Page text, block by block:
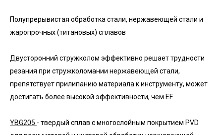
Полупрерывистая обработка стали, нержавеющей стали и
жаропрочных (титановых) сплавов
Двусторонний стружколом эффективно решает трудности
резания при стружколомании нержавеющей стали,
препятствует прилипанию материала к инструменту, может
достигать более высокой эффективности, чем EF.
YBG205 - твердый сплав с многослойным покрытием PVD